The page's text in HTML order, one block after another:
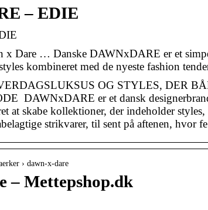
– EDIE
x Dare … Danske DAWNxDARE er et
kombineret med de nyeste fashion
OG STYLES, DER
DAWNxDARE er et dansk
at skabe kollektioner, der indeholder
strikvarer, til sent på aftenen, hvor fe
› dawn-x-dare
– Mettepshop.dk